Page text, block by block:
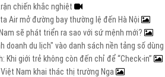
chiến khắc nghiệt
Air mở đường bay thường lệ đến Hà Nội
sẽ phát triển ra sao với sứ mệnh mới?
doanh du lịch" vào danh sách nền tảng số
Khi giới trẻ không còn đến chỉ để “Check-in”
Nam khai thác thị trường Nga